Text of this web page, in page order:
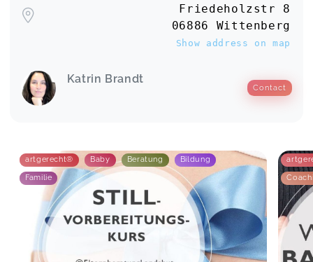
Friedeholzstr 8
06886 Wittenberg
Show address on map
Katrin Brandt
Contact
artgerecht® Baby Beratung Bildung
Familie